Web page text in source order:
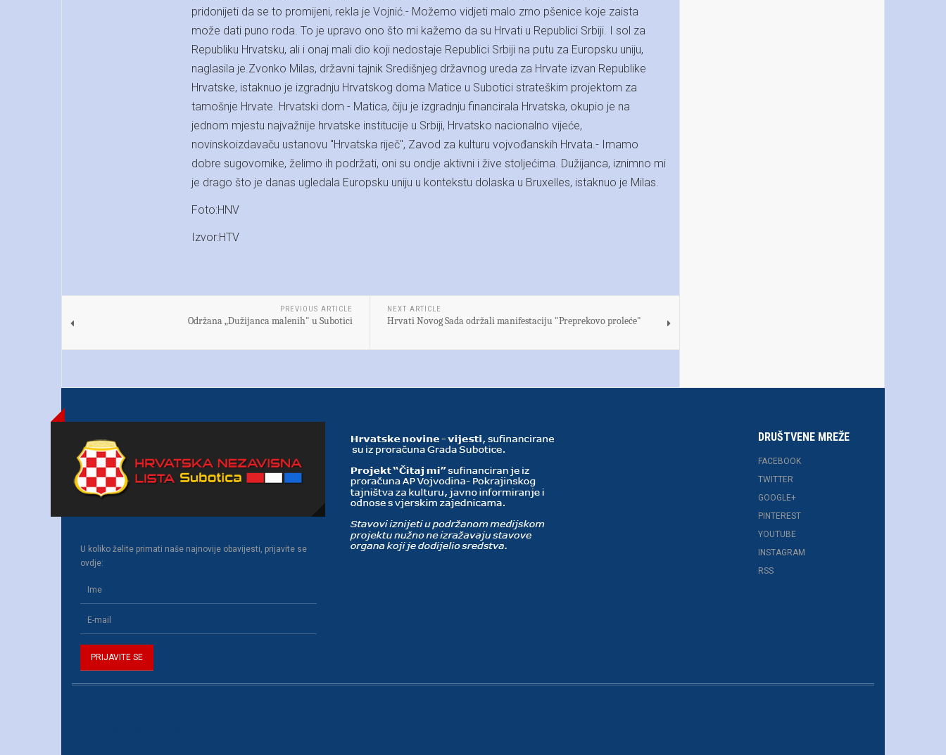
pridonijeti da se to promijeni, rekla je Vojnić.- Možemo vidjeti malo zrno pšenice koje zaista
može dati puno roda. To je upravo ono što mi kažemo da su Hrvati u Republici Srbiji. I sol za
Republiku Hrvatsku, ali i onaj mali dio koji nedostaje Republici Srbiji na putu za Europsku uniju,
naglasila je.Zvonko Milas, državni tajnik Središnjeg državnog ureda za Hrvate izvan Republike
Hrvatske, istaknuo je izgradnju Hrvatskog doma Matice u Subotici strateškim projektom za
tamošnje Hrvate. Hrvatski dom - Matica, čiju je izgradnju financirala Hrvatska, okupio je na
jednom mjestu najvažnije hrvatske institucije u Srbiji, Hrvatsko nacionalno vijeće,
novinskoizdavaču ustanovu "Hrvatska riječ", Zavod za kulturu vojvođanskih Hrvata.- Imamo
dobre sugovornike, želimo ih podržati, oni su ondje aktivni i žive stoljećima. Dužijanca, iznimno mi
je drago što je danas ugledala Europsku uniju u kontekstu dolaska u Bruxelles, istaknuo je Milas.
Foto:HNV
Izvor:HTV
PREVIOUS ARTICLE
Održana „Dužijanca malenih" u Subotici
NEXT ARTICLE
Hrvati Novog Sada održali manifestaciju "Preprekovo proleće"
U koliko želite primati naše najnovije obavijesti, prijavite se
ovdje:
DRUŠTVENE MREŽE
FACEBOOK
TWITTER
GOOGLE+
PINTEREST
YOUTUBE
INSTAGRAM
RSS